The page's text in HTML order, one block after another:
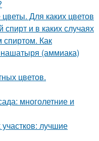
Для каких цветов
и в каких случаях
Как
нашатыря (аммиака)
цветов.
многолетние и
лучшие